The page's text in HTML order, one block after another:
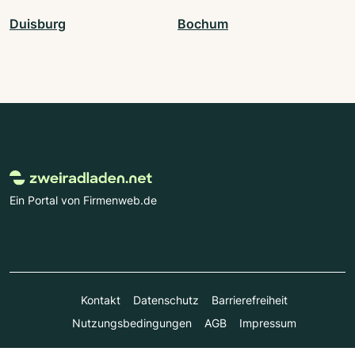
Duisburg Bochum
Ein Portal von Firmenweb.de
Kontakt Datenschutz
Barrierefreiheit
Nutzungsbedingungen
AGB Impressum